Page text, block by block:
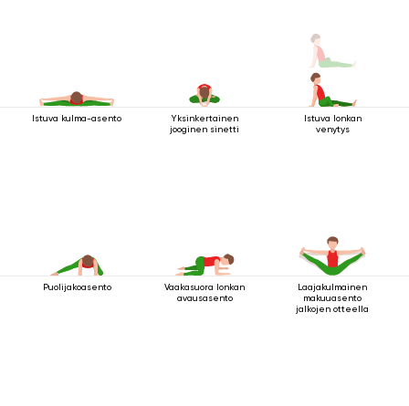
Istuva kulma-asento
Yksinkertainen
jooginen sinetti
Istuva lonkan
venytys
Puolijakoasento
Vaakasuora lonkan
avausasento
Laajakulmainen
makuuasento
jalkojen otteella